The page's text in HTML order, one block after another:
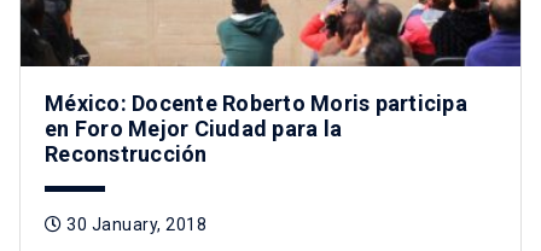
México: Docente Roberto Moris participa
en Foro Mejor Ciudad para la
Reconstrucción
30 January, 2018